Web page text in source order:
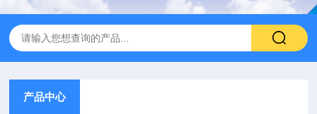
产品中心